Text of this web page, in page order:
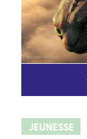
JEUNESSE